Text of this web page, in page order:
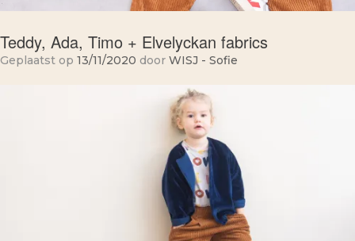
Teddy, Ada, Timo + Elvelyckan fabrics
Geplaatst op 13/11/2020 door WISJ - Sofie